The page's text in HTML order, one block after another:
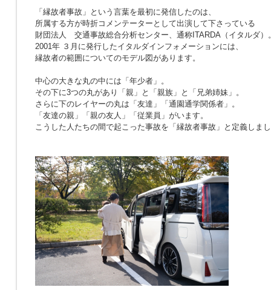
「縁故者事故」という言葉を最初に発信したのは、
所属する方が時折コメンテーターとして出演して下さっている
財団法人 交通事故総合分析センター、通称ITARDA（イタルダ）
2001年 ３月に発行したイタルダインフォメーションには、
縁故者の範囲についてのモデル図があります。
中心の大きな丸の中には「年少者」。
その下に3つの丸があり「親」と「親族」と「兄弟姉妹」。
さらに下のレイヤーの丸は「友達」「通園通学関係者」。
「友達の親」「親の友人」「従業員」がいます。
こうした人たちの間で起こった事故を「縁故者事故」と定義しま